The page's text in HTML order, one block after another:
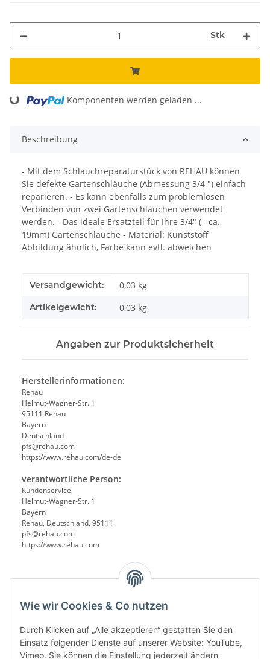
Wie wir Cookies & Co nutzen
Durch Klicken auf „Alle akzeptieren“ gestatten Sie den
Einsatz folgender Dienste auf unserer Website: YouTube,
Vimeo. Sie können die Einstellung jederzeit ändern
Stk
Loading... Komponenten werden geladen ...
Beschreibung
- Mit dem Schlauchreparaturstück von REHAU können
Sie defekte Gartenschläuche (Abmessung 3/4 ") einfach
reparieren. - Es kann ebenfalls zum problemlosen
Verbinden von zwei Gartenschläuchen verwendet
werden. - Das ideale Ersatzteil für Ihre 3/4" (= ca.
19mm) Gartenschläuche - Material: Kunststoff
Abbildung ähnlich, Farbe kann evtl. abweichen
Produkteigenschaft
Wert
Versandgewicht: 0,03 kg
Artikelgewicht: 0,03 kg
Angaben zur Produktsicherheit
Herstellerinformationen:
Rehau
Helmut-Wagner-Str. 1
95111 Rehau
Bayern
Deutschland
pfs@rehau.com
https://www.rehau.com/de-de
verantwortliche Person:
Kundenservice
Helmut-Wagner-Str. 1
Bayern
Rehau, Deutschland, 95111
pfs@rehau.com
https://www.rehau.com